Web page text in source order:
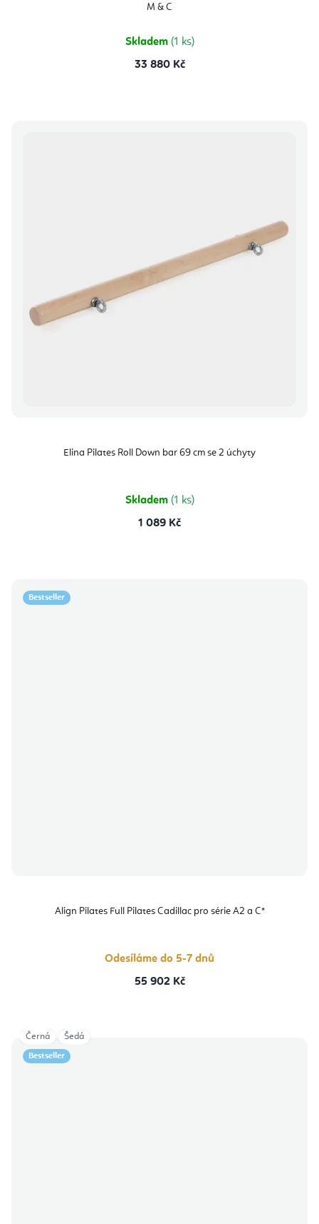
M & C
Skladem (1 ks)
33 880 Kč
Elina Pilates Roll Down bar 69 cm se 2 úchyty
Skladem (1 ks)
1 089 Kč
Bestseller
Align Pilates Full Pilates Cadillac pro série A2 a C*
Odesíláme do 5-7 dnů
55 902 Kč
Bestseller
Černá Šedá